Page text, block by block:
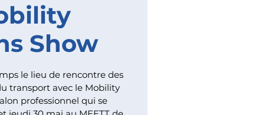
Show
le lieu de rencontre des
transport avec le Mobility
professionnel qui se